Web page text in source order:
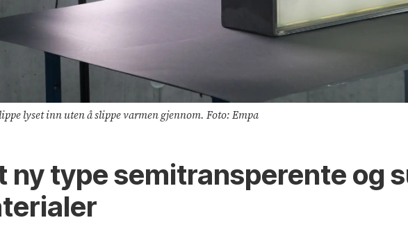
lyset inn uten å slippe varmen gjennom. Foto: Empa
ny type semitransperente og